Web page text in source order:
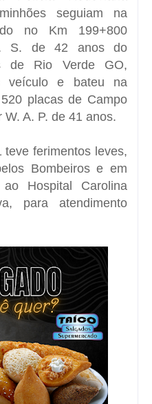
seguiam na
no Km 199+800
S. de 42 anos do
de Rio Verde GO,
veículo e bateu na
placas de Campo
A. P. de 41 anos.
teve ferimentos leves,
Bombeiros e em
Hospital Carolina
para atendimento